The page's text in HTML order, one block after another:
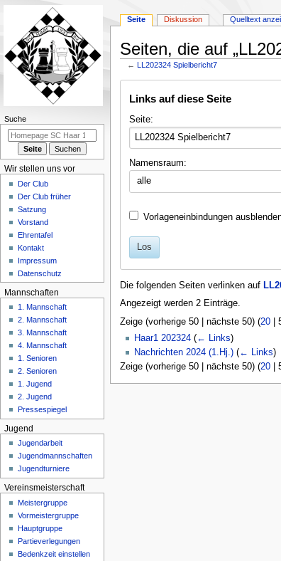
Seiten, die auf
← LL202324 Spielbericht7
Navigation
Suche
Links auf diese Seite
Seite:
Namensraum:
alle
Vorlageneinbindungen
Los
Die folgenden Seiten verlinken auf
Angezeigt werden 2 Einträge.
Zeige (vorherige 50| nächste 50) (20|
Haar1 202324 (← Links)
Nachrichten 2024 (1.Hj.) (← Links)
Zeige (vorherige 50| nächste 50) (20|
N
m
Seite Diskussion Quelltext
Suche
Wir stellen uns vor
Der Club
Der Club früher
Satzung
Vorstand
Ehrentafel
Kontakt
Impressum
Datenschutz
Mannschaften
1. Mannschaft
2. Mannschaft
3. Mannschaft
4. Mannschaft
1. Senioren
2. Senioren
1. Jugend
2. Jugend
Pressespiegel
Jugend
Jugendarbeit
Jugendmannschaften
Jugendturniere
Vereinsmeisterschaft
Meistergruppe
Vormeistergruppe
Hauptgruppe
Partieverlegungen
Bedenkzeit einstellen